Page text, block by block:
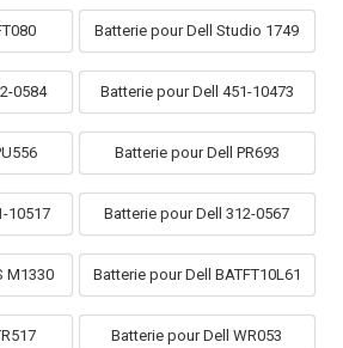
Batterie pour Dell Studio 1749
0584 Batterie pour Dell 451-10473
Batterie pour Dell PR693
10517 Batterie pour Dell 312-0567
M1330 Batterie pour Dell BATFT10L61
Batterie pour Dell WR053